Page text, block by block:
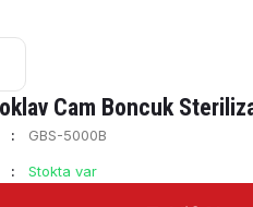
Cam Boncuk
GBS-5000B
Stokta var